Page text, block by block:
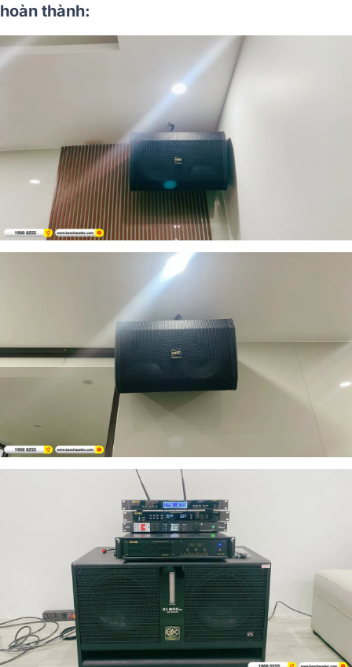
hoàn thành: